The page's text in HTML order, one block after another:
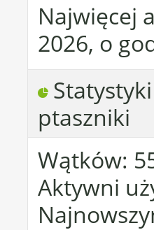
Najwięcej
2026, o
ptaszniki
Wątków
Aktywni